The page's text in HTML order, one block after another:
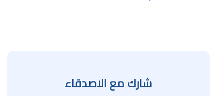
شارك مع الاصدقاء